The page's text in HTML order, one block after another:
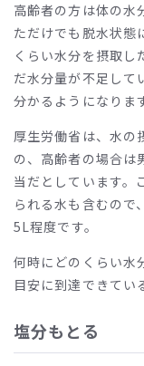
高齢者の方は体の水
ただけでも脱水状態
くらい水分を摂取し
だ水分量が不足して
分かるようになりま
厚生労働省は、水の
の、高齢者の場合
当だとしています。
られる水も含むので
5L程度です。
何時にどのくらい水
目安に到達できてい
塩分もとる